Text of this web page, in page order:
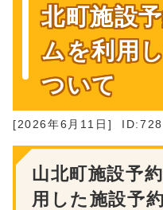
北町施設
ムを利用
ついて
[2026年6月11日]
山北町施設予
用した施設予